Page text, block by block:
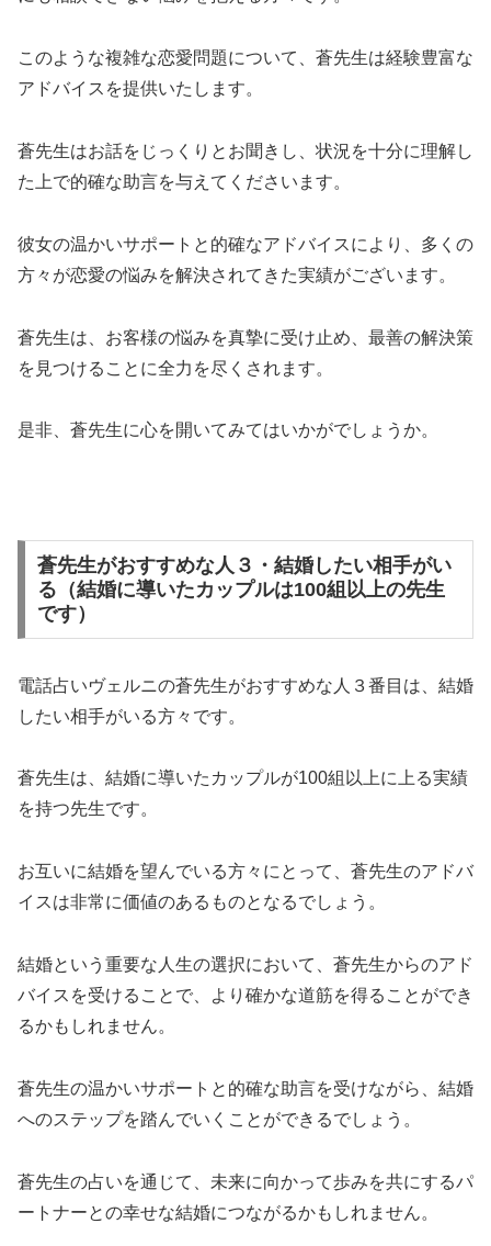
このような複雑な恋愛問題について、蒼先生は経験豊富な
アドバイスを提供いたします。
蒼先生はお話をじっくりとお聞きし、状況を十分に理解し
た上で的確な助言を与えてくださいます。
彼女の温かいサポートと的確なアドバイスにより、多くの
方々が恋愛の悩みを解決されてきた実績がございます。
蒼先生は、お客様の悩みを真摯に受け止め、最善の解決策
を見つけることに全力を尽くされます。
是非、蒼先生に心を開いてみてはいかがでしょうか。
蒼先生がおすすめな人３・結婚したい相手がい
る（結婚に導いたカップルは100組以上の先生
です）
電話占いヴェルニの蒼先生がおすすめな人３番目は、結婚
したい相手がいる方々です。
蒼先生は、結婚に導いたカップルが100組以上に上る実績
を持つ先生です。
お互いに結婚を望んでいる方々にとって、蒼先生のアドバ
イスは非常に価値のあるものとなるでしょう。
結婚という重要な人生の選択において、蒼先生からのアド
バイスを受けることで、より確かな道筋を得ることができ
るかもしれません。
蒼先生の温かいサポートと的確な助言を受けながら、結婚
へのステップを踏んでいくことができるでしょう。
蒼先生の占いを通じて、未来に向かって歩みを共にするパ
ートナーとの幸せな結婚につながるかもしれません。